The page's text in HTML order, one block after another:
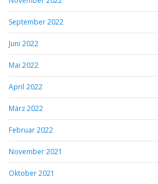
September 2022
Juni 2022
Mai 2022
April 2022
März 2022
Februar 2022
November 2021
Oktober 2021